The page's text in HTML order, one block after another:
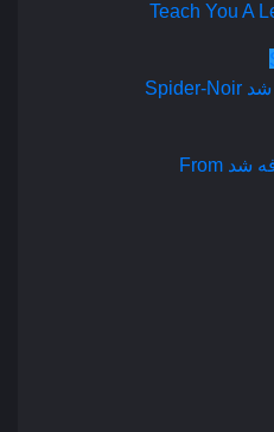
Teach You A
شد Spider-Noir
شد From